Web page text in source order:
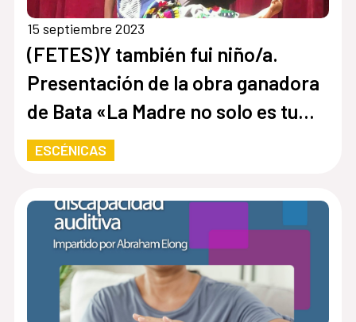
15 septiembre 2023
(FETES)Y también fui niño/a.
Presentación de la obra ganadora
de Bata «La Madre no solo es tu
progenitora»
ESCÉNICAS